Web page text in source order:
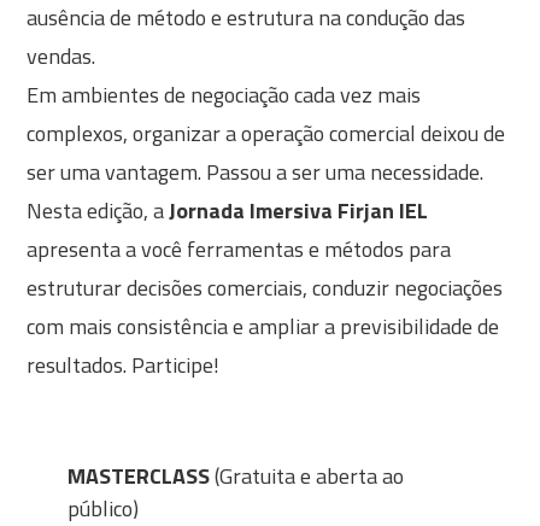
ausência de método e estrutura na condução das
vendas.
Em ambientes de negociação cada vez mais
complexos, organizar a operação comercial deixou de
ser uma vantagem. Passou a ser uma necessidade.
Nesta edição, aJornada Imersiva Firjan IEL
apresenta a você ferramentas e métodos para
estruturar decisões comerciais, conduzir negociações
com mais consistência e ampliar a previsibilidade de
resultados. Participe!
MASTERCLASS(Gratuita e aberta ao
público)